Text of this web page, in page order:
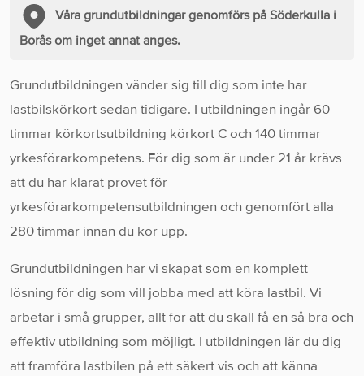
Våra grundutbildningar genomförs på Söderkulla i
Borås om inget annat anges.
Grundutbildningen vänder sig till dig som inte har
lastbilskörkort sedan tidigare. I utbildningen ingår 60
timmar körkortsutbildning körkort C och 140 timmar
yrkesförarkompetens. För dig som är under 21 år krävs
att du har klarat provet för
yrkesförarkompetensutbildningen och genomfört alla
280 timmar innan du kör upp.
Grundutbildningen har vi skapat som en komplett
lösning för dig som vill jobba med att köra lastbil. Vi
arbetar i små grupper, allt för att du skall få en så bra och
effektiv utbildning som möjligt. I utbildningen lär du dig
att framföra lastbilen på ett säkert vis och att känna